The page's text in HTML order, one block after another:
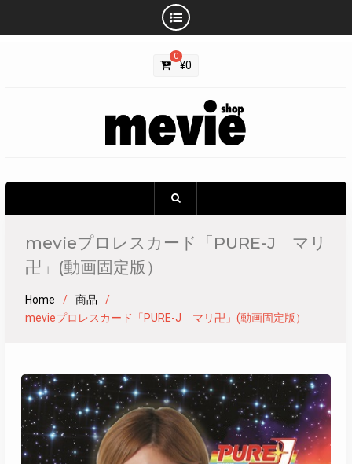
0
¥0
mevieプロレスカード「PURE-J マリ
卍」(動画固定版）
Home
商品
mevieプロレスカード「PURE-J マリ卍」(動画固定版）